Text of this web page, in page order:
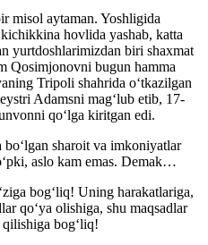
misol aytaman. Yoshligida
hovlida yashab, katta
yurtdoshlarimizdan biri shaxmat
Qosimjonovni bugun hamma
Tripoli shahrida oʻtkazilgan
Adamsni magʻlub etib, 17-
qoʻlga kiritgan edi.
sharoit va imkoniyatlar
aslo kam emas. Demak…
bogʻliq! Uning harakatlariga,
qoʻya olishiga, shu maqsadlar
bogʻliq!